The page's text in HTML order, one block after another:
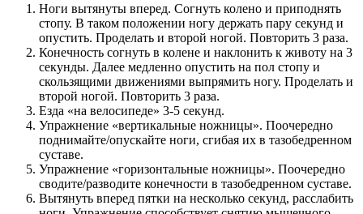
Ноги вытянуты вперед. Согнуть колено и приподнять
стопу. В таком положении ногу держать пару секунд и
опустить. Проделать и второй ногой. Повторить 3 раза.
Конечность согнуть в колене и наклонить к животу на 3
секунды. Далее медленно опустить на пол стопу и
скользящими движениями выпрямить ногу. Проделать и
второй ногой. Повторить 3 раза.
Езда «на велосипеде» 3-5 секунд.
Упражнение «вертикальные ножницы». Поочередно
поднимайте/опускайте ноги, сгибая их в тазобедренном
суставе.
Упражнение «горизонтальные ножницы». Поочередно
сводите/разводите конечности в тазобедренном суставе.
Вытянуть вперед пятки на несколько секунд, расслабить